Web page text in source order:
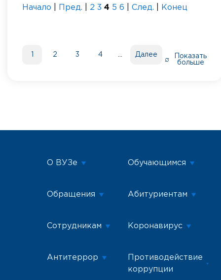
Начало
Пред. 2 3 4 5 6 След. Конец
2 3 4 Далее
Показать
больше
О ВУЗе Обучающимся
Обращения Абитуриентам
Сотрудникам Коронавирус
Антитеррор
Противодействие
коррупции